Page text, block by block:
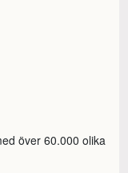
över 60.000 olika